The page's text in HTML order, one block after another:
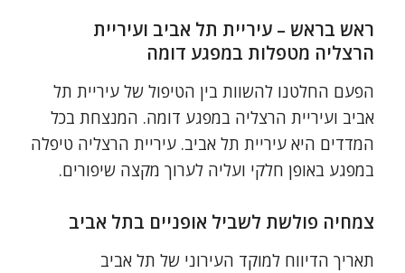
ראש בראש – עיריית תל אביב ועיריית
הרצליה מטפלות במפגע דומה
הפעם החלטנו להשוות בין הטיפול של עיריית תל
אביב ועיריית הרצליה במפגע דומה. המנצחת בכל
המדדים היא עיריית תל אביב. עיריית הרצליה טיפלה
במפגע באופן חלקי ועליה לערוך מקצה שיפורים.
צמחיה פולשת לשביל אופניים בתל אביב
תאריך הדיווח למוקד העירוני של תל אביב